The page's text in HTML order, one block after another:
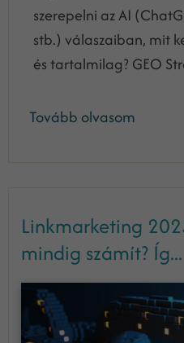
szerepelni az AI
stb.) válaszaiban, mit
és tartalmilag? GEO
Tovább olvasom
Linkmarketing
mindig számít? Íg...